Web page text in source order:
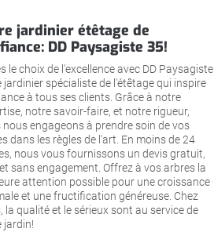
jardinier étêtage de
DD Paysagiste 35!
le choix de l'excellence avec DD Paysagiste
jardinier spécialiste de l'étêtage qui inspire
à tous ses clients. Grâce à notre
notre savoir-faire, et notre rigueur,
nous engageons à prendre soin de vos
dans les règles de l'art. En moins de 24
nous vous fournissons un devis gratuit,
sans engagement. Offrez à vos arbres la
attention possible pour une croissance
et une fructification généreuse. Chez
la qualité et le sérieux sont au service de
jardin!